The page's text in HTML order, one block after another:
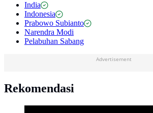
India
Indonesia
Prabowo Subianto
Narendra Modi
Pelabuhan Sabang
Advertisement
Rekomendasi